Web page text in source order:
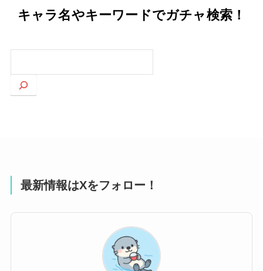
キャラ名やキーワードでガチャ検索！
索
最新情報はXをフォロー！